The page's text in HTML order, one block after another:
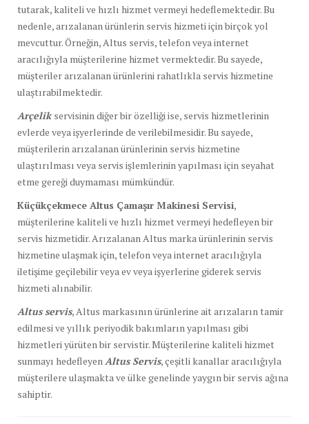
tutarak, kaliteli ve hızlı hizmet vermeyi hedeflemektedir. Bu
nedenle, arızalanan ürünlerin servis hizmeti için birçok yol
mevcuttur. Örneğin, Altus servis, telefon veya internet
aracılığıyla müşterilerine hizmet vermektedir. Bu sayede,
müşteriler arızalanan ürünlerini rahatlıkla servis hizmetine
ulaştırabilmektedir.
Arçelikservisinin diğer bir özelliği ise, servis hizmetlerinin
evlerde veya işyerlerinde de verilebilmesidir. Bu sayede,
müşterilerin arızalanan ürünlerinin servis hizmetine
ulaştırılması veya servis işlemlerinin yapılması için seyahat
etme gereği duymaması mümkündür.
Küçükçekmece Altus Çamaşır Makinesi Servisi,
müşterilerine kaliteli ve hızlı hizmet vermeyi hedefleyen bir
servis hizmetidir. Arızalanan Altus marka ürünlerinin servis
hizmetine ulaşmak için, telefon veya internet aracılığıyla
iletişime geçilebilir veya ev veya işyerlerine giderek servis
hizmeti alınabilir.
Altus servis, Altus markasının ürünlerine ait arızaların tamir
edilmesi ve yıllık periyodik bakımların yapılması gibi
hizmetleri yürüten bir servistir. Müşterilerine kaliteli hizmet
sunmayı hedefleyen Altus Servis, çeşitli kanallar aracılığıyla
müşterilere ulaşmakta ve ülke genelinde yaygın bir servis ağına
sahiptir.